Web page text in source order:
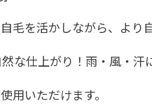
毛を活かしながら、より
な仕上がり！雨・風・汗
用いただけます。